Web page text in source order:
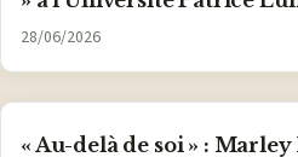
28/06/2026
« Au-delà de soi » :